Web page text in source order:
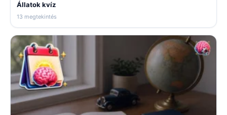
Állatok kvíz
13 megtekintés